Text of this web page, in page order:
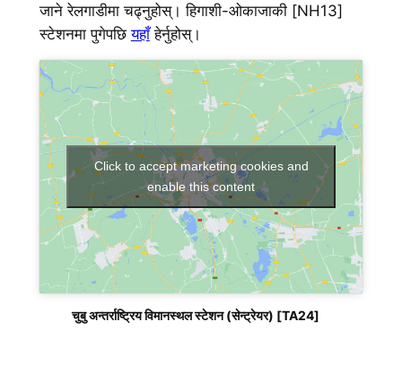
जाने रेलगाडीमा चढ्नुहोस्। हिगाशी-ओकाजाकी [NH13]
स्टेशनमा पुगेपछियहाँहेर्नुहोस्।
Click to accept marketing cookies and
enable this content
चुबु अन्तर्राष्ट्रिय विमानस्थल स्टेशन (सेन्ट्रेयर) [TA24]